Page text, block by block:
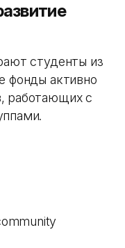
студенты из
фонды активно
работающих с